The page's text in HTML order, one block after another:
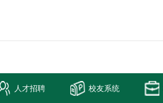
人才招聘 校友系统